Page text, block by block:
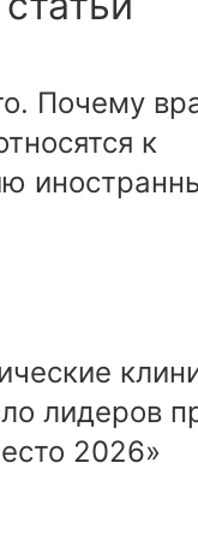
Почему
к
лидеров
2026»